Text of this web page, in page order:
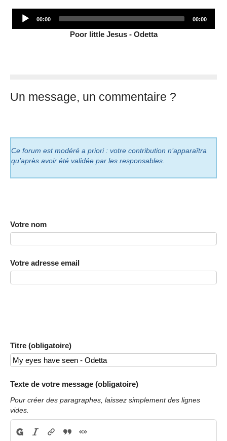
Current
00:00
Total
00:00
Poor little Jesus - Odetta
Un message, un commentaire ?
Ce forum est modéré a priori : votre contribution n’apparaîtra
qu’après avoir été validée par les responsables.
Votre nom
Votre adresse email
Titre (obligatoire)
Texte de votre message (obligatoire)
Pour créer des paragraphes, laissez simplement des lignes
vides.